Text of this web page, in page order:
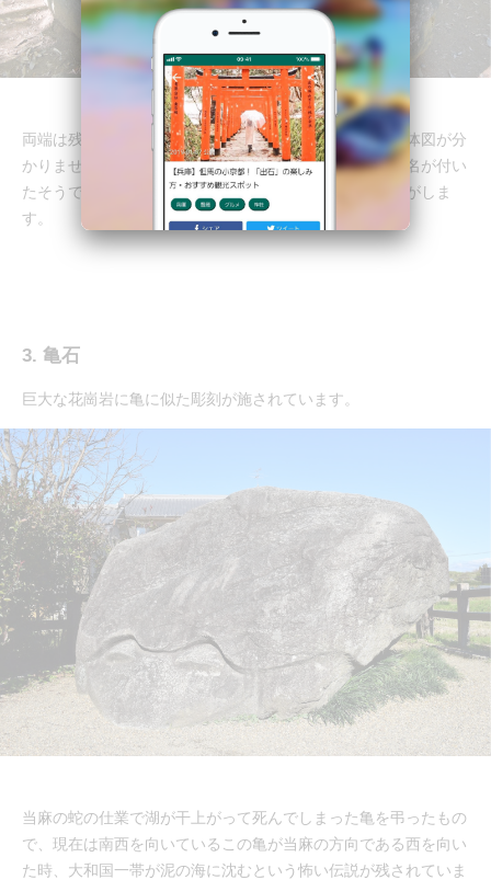
両端は残念ながら削られてしまっており、元来の模様全体図が分
かりません。酒造りに使用したとの言い伝えがありこの名が付い
たそうですが、酒造りにしては小さすぎる溝のような気がしま
す。
3. 亀石
巨大な花崗岩に亀に似た彫刻が施されています。
当麻の蛇の仕業で湖が干上がって死んでしまった亀を弔ったもの
で、現在は南西を向いているこの亀が当麻の方向である西を向い
た時、大和国一帯が泥の海に沈むという怖い伝説が残されていま